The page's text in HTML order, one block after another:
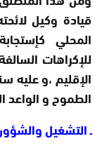
قيادة وكيل
المحلي
للإكراهات
الإقليم ،و عليه
الطموح و الواعد
ـ التشغيل